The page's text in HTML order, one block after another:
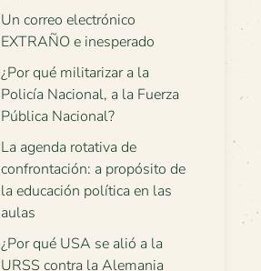
Un correo electrónico
EXTRAÑO e inesperado
¿Por qué militarizar a la
Policía Nacional, a la Fuerza
Pública Nacional?
La agenda rotativa de
confrontación: a propósito de
la educación política en las
aulas
¿Por qué USA se alió a la
URSS contra la Alemania